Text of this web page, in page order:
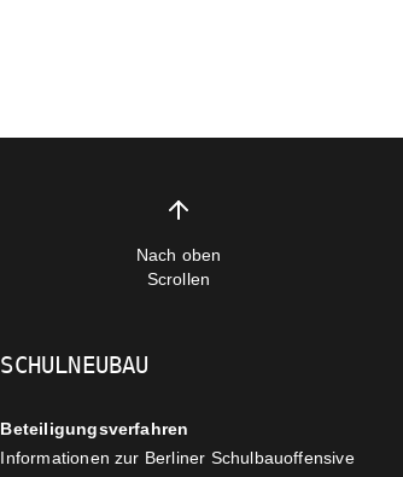
Nach oben
Scrollen
SCHULNEUBAU
Beteiligungsverfahren
Informationen zur Berliner Schulbauoffensive